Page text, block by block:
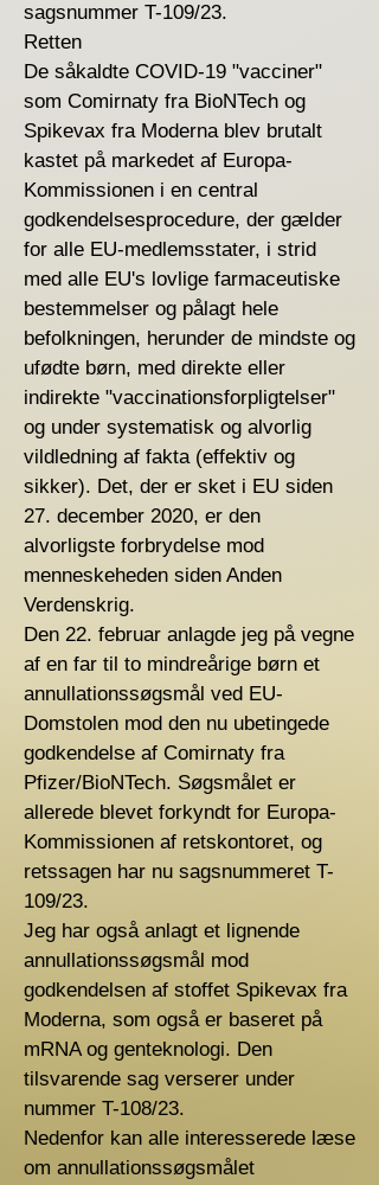
sagsnummer T-109/23.
Retten
De såkaldte COVID-19 "vacciner"
som Comirnaty fra BioNTech og
Spikevax fra Moderna blev brutalt
kastet på markedet af Europa-
Kommissionen i en central
godkendelsesprocedure, der gælder
for alle EU-medlemsstater, i strid
med alle EU's lovlige farmaceutiske
bestemmelser og pålagt hele
befolkningen, herunder de mindste og
ufødte børn, med direkte eller
indirekte "vaccinationsforpligtelser"
og under systematisk og alvorlig
vildledning af fakta (effektiv og
sikker). Det, der er sket i EU siden
27. december 2020, er den
alvorligste forbrydelse mod
menneskeheden siden Anden
Verdenskrig.
Den 22. februar anlagde jeg på vegne
af en far til to mindreårige børn et
annullationssøgsmål ved EU-
Domstolen mod den nu ubetingede
godkendelse af Comirnaty fra
Pfizer/BioNTech. Søgsmålet er
allerede blevet forkyndt for Europa-
Kommissionen af retskontoret, og
retssagen har nu sagsnummeret T-
109/23.
Jeg har også anlagt et lignende
annullationssøgsmål mod
godkendelsen af stoffet Spikevax fra
Moderna, som også er baseret på
mRNA og genteknologi. Den
tilsvarende sag verserer under
nummer T-108/23.
Nedenfor kan alle interesserede læse
om annullationssøgsmålet